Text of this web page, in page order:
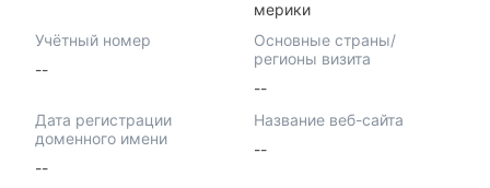
мерики
Учётный номер
--
Основные страны/
регионы визита
--
Дата регистрации
доменного имени
--
Название веб-сайта
--